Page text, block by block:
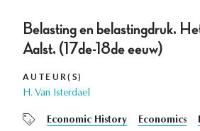
Belasting en belastingdruk.
Aalst. (17de-18de eeuw)
AUTEUR(S)
H. Van Isterdael
Economic History Economics